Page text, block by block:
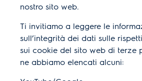
nostro sito web.
Ti invitiamo a leggere le
sull’integrità dei dati sulle
sui cookie del sito web di terze
ne abbiamo elencati alcuni: